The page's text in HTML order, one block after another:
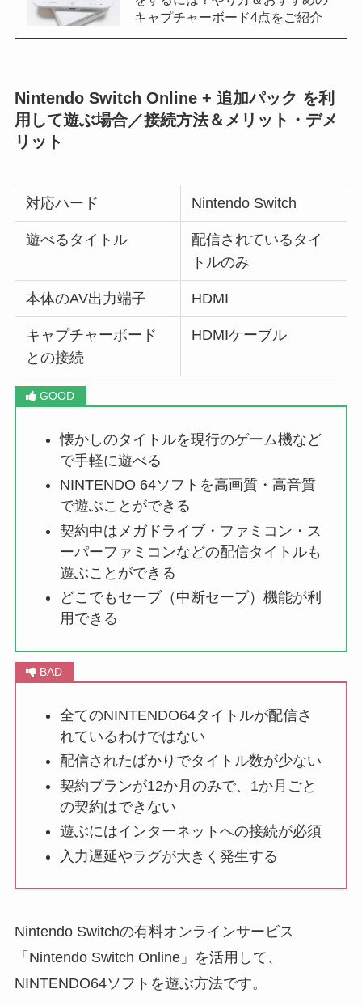
キャプチャーボード4点をご紹介
Nintendo Switch Online + 追加パック を利
用して遊ぶ場合／接続方法＆メリット・デメ
リット
対応ハード Nintendo Switch
遊べるタイトル
配信されているタイ
トルのみ
本体のAV出力端子 HDMI
キャプチャーボード
との接続
HDMIケーブル
懐かしのタイトルを現行のゲーム機など
で手軽に遊べる
NINTENDO 64ソフトを高画質・高音質
で遊ぶことができる
契約中はメガドライブ・ファミコン・ス
ーパーファミコンなどの配信タイトルも
遊ぶことができる
どこでもセーブ（中断セーブ）機能が利
用できる
全てのNINTENDO64タイトルが配信さ
れているわけではない
配信されたばかりでタイトル数が少ない
契約プランが12か月のみで、1か月ごと
の契約はできない
遊ぶにはインターネットへの接続が必須
入力遅延やラグが大きく発生する
Nintendo Switchの有料オンラインサービス
「Nintendo Switch Online」を活用して、
NINTENDO64ソフトを遊ぶ方法です。